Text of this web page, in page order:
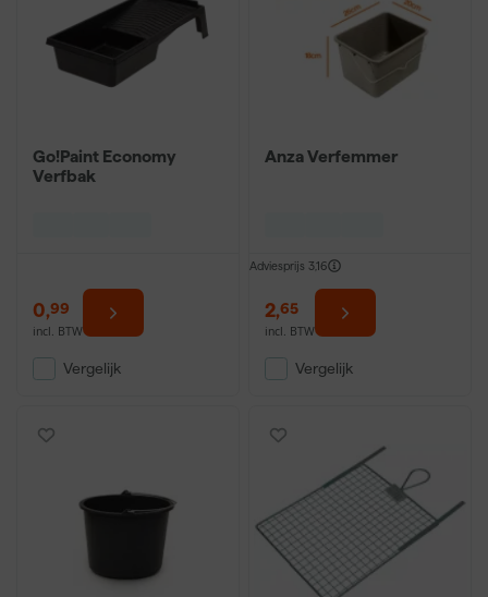
Go!Paint Economy
Verfbak
0,99
incl. BTW
Vergelijk
Anza Verfemmer
Adviesprijs 3,16
2,65
incl. BTW
Vergelijk